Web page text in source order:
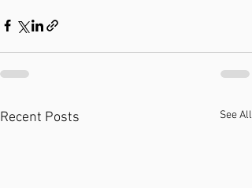
Recent Posts See All